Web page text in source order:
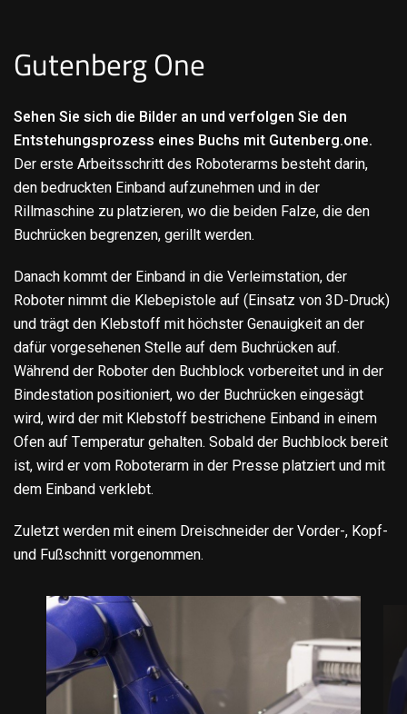
Gutenberg One
Sehen Sie sich die Bilder an und verfolgen Sie den
Entstehungsprozess eines Buchs mit Gutenberg.one.
Der erste Arbeitsschritt des Roboterarms besteht darin,
den bedruckten Einband aufzunehmen und in der
Rillmaschine zu platzieren, wo die beiden Falze, die den
Buchrücken begrenzen, gerillt werden.
Danach kommt der Einband in die Verleimstation, der
Roboter nimmt die Klebepistole auf (Einsatz von 3D-Druck)
und trägt den Klebstoff mit höchster Genauigkeit an der
dafür vorgesehenen Stelle auf dem Buchrücken auf.
Während der Roboter den Buchblock vorbereitet und in der
Bindestation positioniert, wo der Buchrücken eingesägt
wird, wird der mit Klebstoff bestrichene Einband in einem
Ofen auf Temperatur gehalten. Sobald der Buchblock bereit
ist, wird er vom Roboterarm in der Presse platziert und mit
dem Einband verklebt.
Zuletzt werden mit einem Dreischneider der Vorder-, Kopf-
und Fußschnitt vorgenommen.